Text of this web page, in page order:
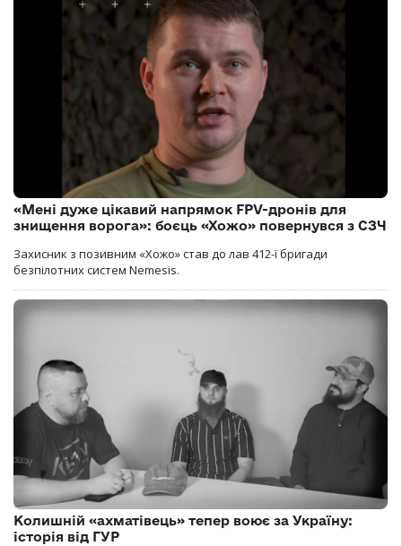
«Мені дуже цікавий напрямок FPV-дронів для
знищення ворога»: боєць «Хожо» повернувся з СЗЧ
Захисник з позивним «Хожо» став до лав 412-ї бригади
безпілотних систем Nemesis.
Колишній «ахматівець» тепер воює за Україну:
історія від ГУР